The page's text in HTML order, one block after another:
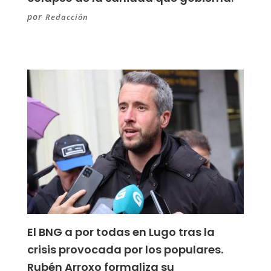
por Redacción
El BNG a por todas en Lugo tras la
crisis provocada por los populares.
Rubén Arroxo formaliza su